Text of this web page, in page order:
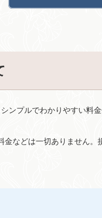
ンプルでわかりやすい料
金などは一切ありません